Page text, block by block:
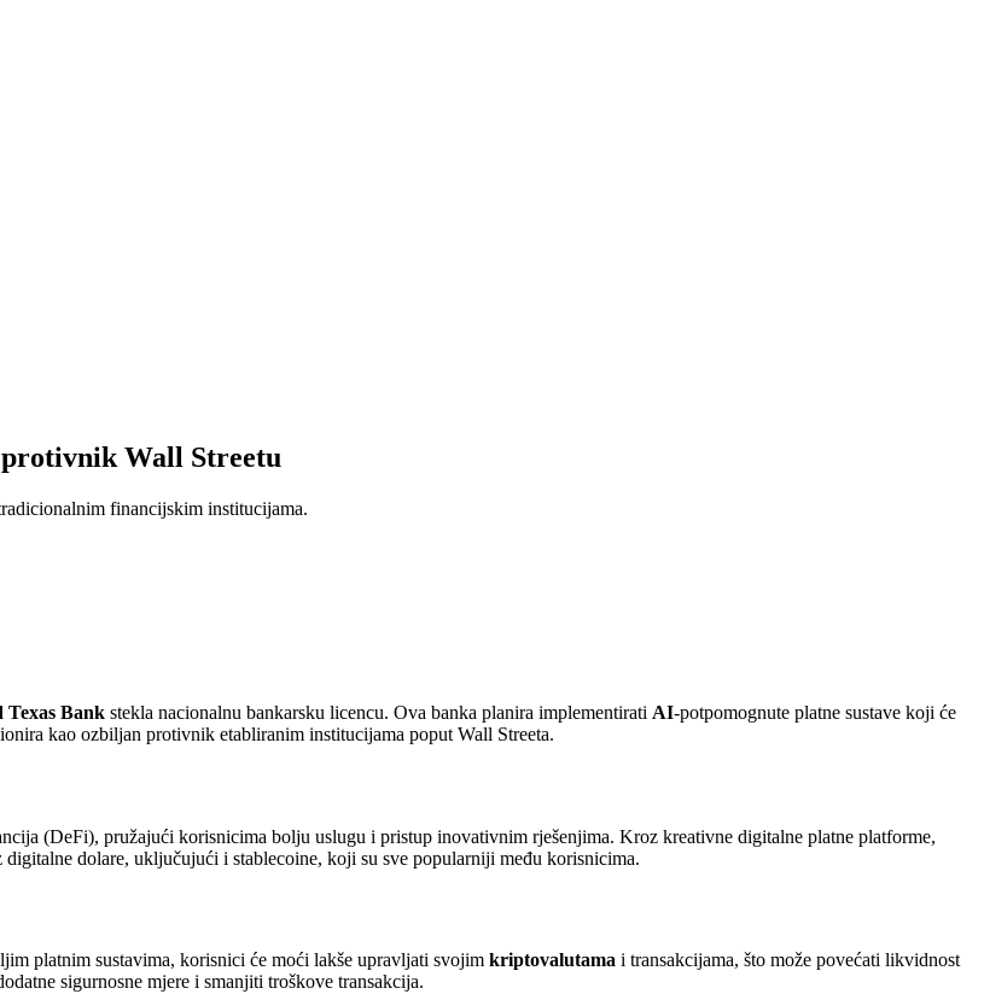
Wall Streetu
financijskim institucijama.
Texas Bank stekla nacionalnu bankarsku licencu. Ova banka planira implementirati AI-potpomognute platne sustave koji će
kao ozbiljan protivnik etabliranim institucijama poput Wall Streeta.
(DeFi), pružajući korisnicima bolju uslugu i pristup inovativnim rješenjima. Kroz kreativne digitalne platne platforme,
dolare, uključujući i stablecoine, koji su sve popularniji među korisnicima.
platnim sustavima, korisnici će moći lakše upravljati svojim kriptovalutama i transakcijama, što može povećati likvidnost
sigurnosne mjere i smanjiti troškove transakcija.